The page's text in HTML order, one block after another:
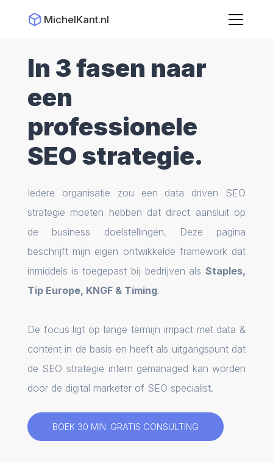
MichelKant.nl
In 3 fasen naar
een
professionele
SEO strategie.
Iedere organisatie zou een data driven SEO
strategie moeten hebben dat direct aansluit op
de business doelstellingen. Deze pagina
beschrijft mijn eigen ontwikkelde framework dat
inmiddels is toegepast bij bedrijven alsStaples,
Tip Europe, KNGF & Timing.
De focus ligt op lange termijn impact met data &
content in de basis en heeft als uitgangspunt dat
de SEO strategie intern gemanaged kan worden
door de digital marketer of SEO specialist.
BOEK 30 MIN. GRATIS CONSULTING